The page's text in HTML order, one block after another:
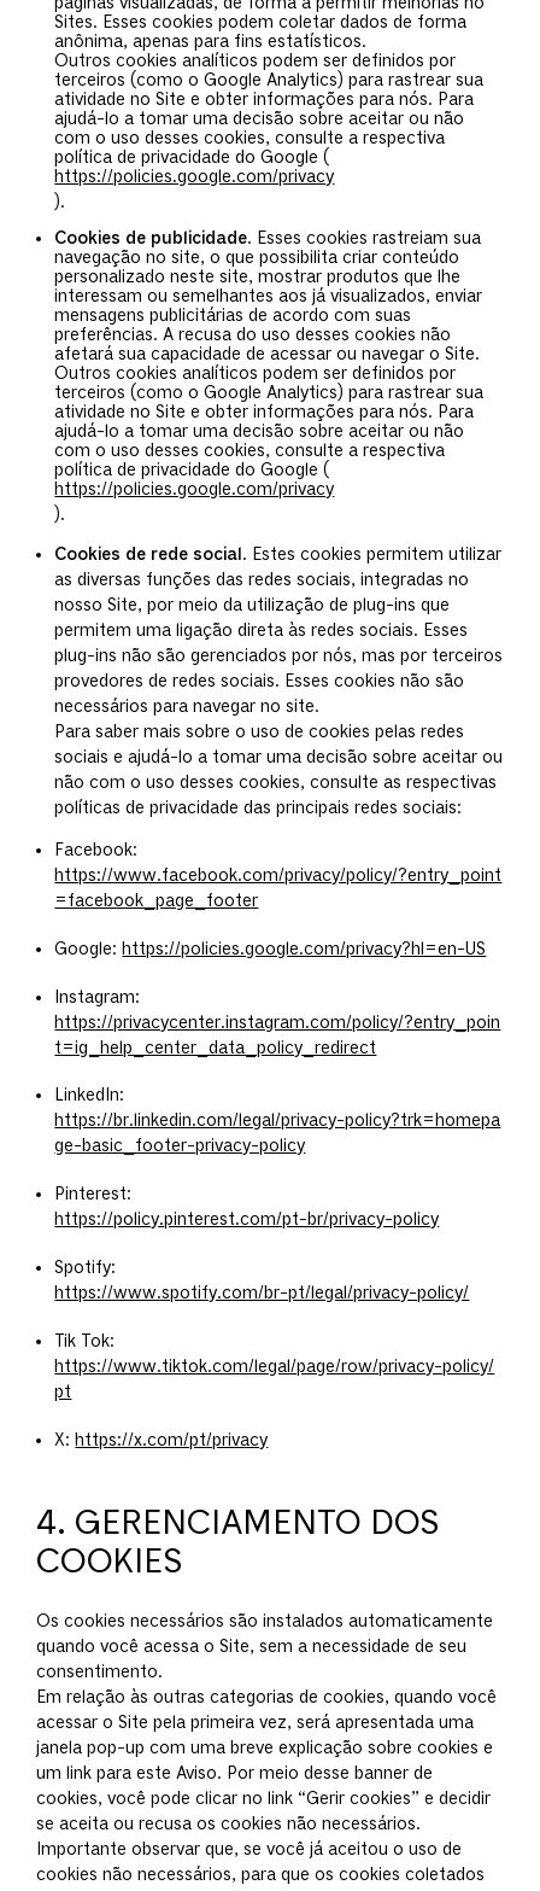
Sites. Esses cookies podem coletar dados de forma
anônima, apenas para fins estatísticos.
Outros cookies analíticos podem ser definidos por
terceiros (como o Google Analytics) para rastrear sua
atividade no Site e obter informações para nós. Para
ajudá-lo a tomar uma decisão sobre aceitar ou não
com o uso desses cookies, consulte a respectiva
política de privacidade do Google (
https://policies.google.com/privacy
).
Cookies de publicidade. Esses cookies rastreiam sua
navegação no site, o que possibilita criar conteúdo
personalizado neste site, mostrar produtos que lhe
interessam ou semelhantes aos já visualizados, enviar
mensagens publicitárias de acordo com suas
preferências. A recusa do uso desses cookies não
afetará sua capacidade de acessar ou navegar o Site.
Outros cookies analíticos podem ser definidos por
terceiros (como o Google Analytics) para rastrear sua
atividade no Site e obter informações para nós. Para
ajudá-lo a tomar uma decisão sobre aceitar ou não
com o uso desses cookies, consulte a respectiva
política de privacidade do Google (
https://policies.google.com/privacy
).
Cookies de rede social. Estes cookies permitem utilizar
as diversas funções das redes sociais, integradas no
nosso Site, por meio da utilização de plug-ins que
permitem uma ligação direta às redes sociais. Esses
plug-ins não são gerenciados por nós, mas por terceiros
provedores de redes sociais. Esses cookies não são
necessários para navegar no site.
Para saber mais sobre o uso de cookies pelas redes
sociais e ajudá-lo a tomar uma decisão sobre aceitar ou
não com o uso desses cookies, consulte as respectivas
políticas de privacidade das principais redes sociais:
Facebook:
https://www.facebook.com/privacy/policy/?entry_point
=facebook_page_footer
Google: https://policies.google.com/privacy?hl=en-US
Instagram:
https://privacycenter.instagram.com/policy/?entry_poin
t=ig_help_center_data_policy_redirect
LinkedIn:
https://br.linkedin.com/legal/privacy-policy?trk=homepa
ge-basic_footer-privacy-policy
Pinterest:
https://policy.pinterest.com/pt-br/privacy-policy
Spotify:
https://www.spotify.com/br-pt/legal/privacy-policy/
Tik Tok:
https://www.tiktok.com/legal/page/row/privacy-policy/
pt
X: https://x.com/pt/privacy
4. GERENCIAMENTO DOS
COOKIES
Os cookies necessários são instalados automaticamente
quando você acessa o Site, sem a necessidade de seu
consentimento.
Em relação às outras categorias de cookies, quando você
acessar o Site pela primeira vez, será apresentada uma
janela pop-up com uma breve explicação sobre cookies e
um link para este Aviso. Por meio desse banner de
cookies, você pode clicar no link “Gerir cookies” e decidir
se aceita ou recusa os cookies não necessários.
Importante observar que, se você já aceitou o uso de
cookies não necessários, para que os cookies coletados